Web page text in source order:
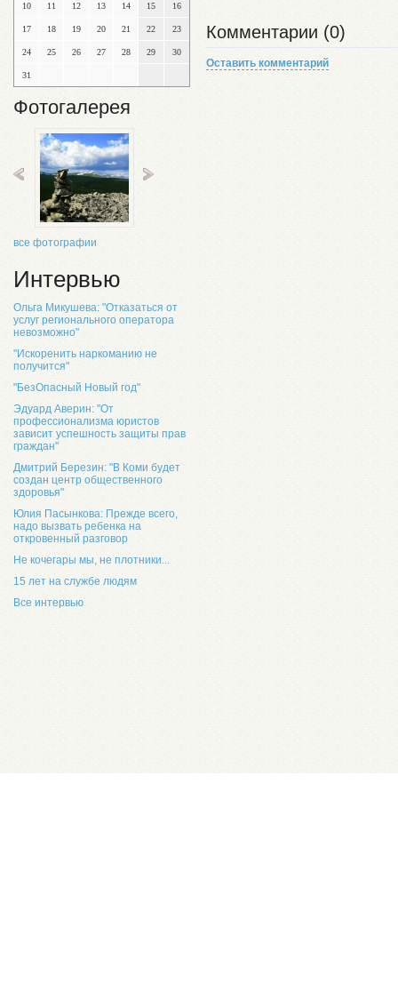
10 11 12 13 14 15 16
17 18 19 20 21 22 23
24 25 26 27 28 29 30
31
Фотогалерея
все фотографии
Интервью
Ольга Микушева: "Отказаться от
услуг регионального оператора
невозможно"
"Искоренить наркоманию не
получится"
"БезОпасный Новый год"
Эдуард Аверин: "От
профессионализма юристов
зависит успешность защиты прав
граждан"
Дмитрий Березин: "В Коми будет
создан центр общественного
здоровья"
Юлия Пасынкова: Прежде всего,
надо вызвать ребенка на
откровенный разговор
Не кочегары мы, не плотники...
15 лет на службе людям
Все интервью
Комментарии (0)
Оставить комментарий